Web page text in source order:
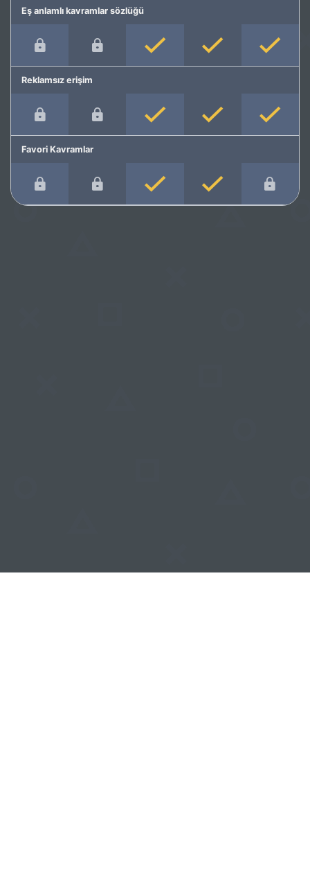
Eş anlamlı kavramlar sözlüğü
Reklamsız erişim
Favori Kavramlar